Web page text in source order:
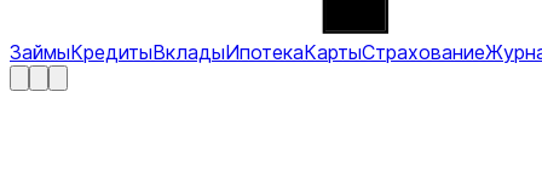
ЗаймыКредитыВкладыИпотекаКартыСтрахование